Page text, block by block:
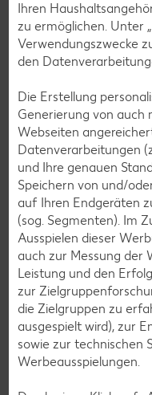
Newsletter-
Abonnenten profitieren
Angeboten zum
Wochenstart sowie
Ihren
zu ermöglichen. Unter
Verwendungszwecke
den
Die Erstellung
Generierung von auch
Webseiten
Datenverarbeitungen
und Ihre genauen
Speichern von und/
auf Ihren Endgeräten
(sog. Segmenten). Im
Ausspielen dieser
auch zur Messung der
Leistung und den
zur
die Zielgruppen zu
ausgespielt wird), zur
sowie zur technischen
Werbeausspielungen.